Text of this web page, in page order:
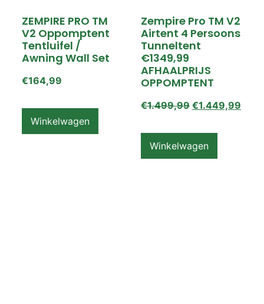
ZEMPIRE PRO TM
V2 Oppomptent
Tentluifel /
Awning Wall Set
€164,99
Winkelwagen
Zempire Pro TM V2
Airtent 4 Persoons
Tunneltent
€1349,99
AFHAALPRIJS
OPPOMPTENT
€1.499,99 €1.449,99
Winkelwagen